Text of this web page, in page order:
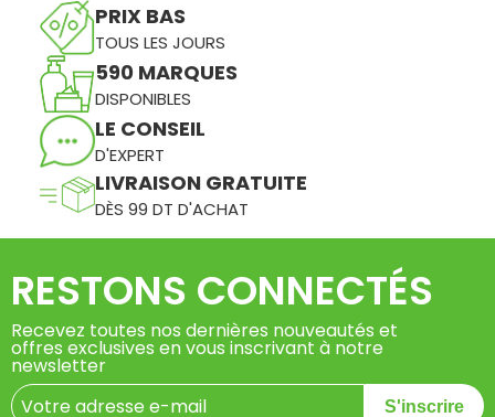
PRIX BAS
TOUS LES JOURS
590 MARQUES
DISPONIBLES
LE CONSEIL
D'EXPERT
LIVRAISON GRATUITE
DÈS 99 DT D'ACHAT
RESTONS CONNECTÉS
Recevez toutes nos dernières nouveautés et
offres exclusives en vous inscrivant à notre
newsletter
S'inscrire